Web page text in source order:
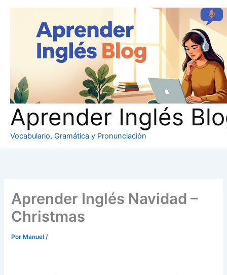
Aprender Inglés
Vocabulario, Gramática y Pronunciación
Aprender Inglés Navidad –
Christmas
Por Manuel/